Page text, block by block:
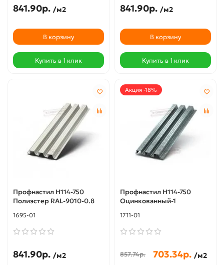
841.90р. /м2
В корзину
Купить в 1 клик
841.90р. /м2
В корзину
Купить в 1 клик
Профнастил Н114-750
Полиэстер RAL-9010-0.8
1695-01
841.90р. /м2
Акция -18%
Профнастил Н114-750
Оцинкованный-1
1711-01
857.74р. 703.34р. /м2